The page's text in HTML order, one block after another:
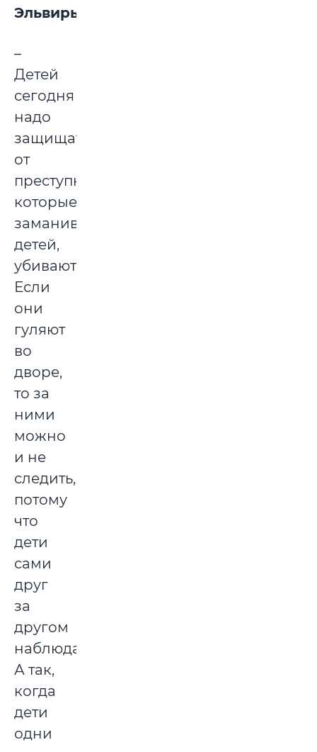
Эльвиры:
–
Детей
сегодня
надо
защищать
от
преступников,
которые
заманивают
детей,
убивают.
Если
они
гуляют
во
дворе,
то за
ними
можно
и не
следить,
потому
что
дети
сами
друг
за
другом
наблюдают.
А так,
когда
дети
одни